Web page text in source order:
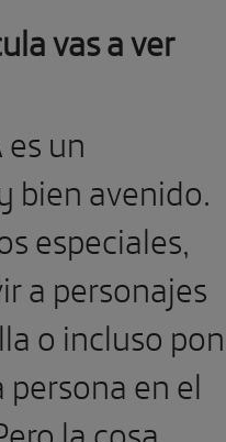
vas a ver
un
avenido.
especiales,
a personajes
o incluso
persona en el